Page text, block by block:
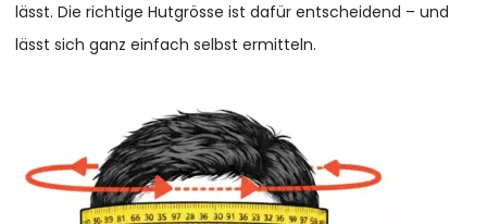
lässt. Die richtige Hutgrösse ist dafür entscheidend – und
lässt sich ganz einfach selbst ermitteln.